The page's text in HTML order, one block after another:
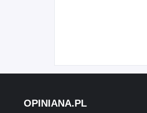
OPINIANA.PL